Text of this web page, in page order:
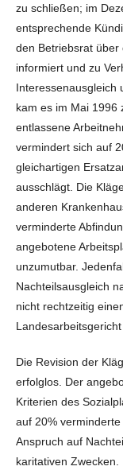
zu schließen; im
entsprechende
den Betriebsrat über
informiert und zu
Interessenausgleich
kam es im Mai 1996
entlassene
vermindert sich auf
gleichartigen
ausschlägt. Die
anderen
verminderte
angebotene
unzumutbar.
Nachteilsausgleich
nicht rechtzeitig
Die Revision der
erfolglos. Der
Kriterien des
auf 20%
Anspruch auf
karitativen